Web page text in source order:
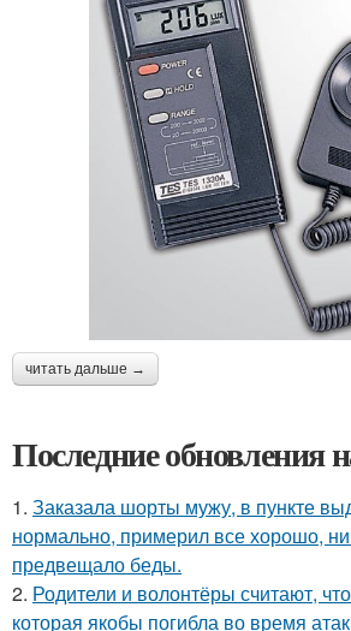
читать дальше →
Последние обновления
1. Заказала шорты мужу, в пункте
нормально, примерил все хорошо,
предвещало беды.
2. Родители и волонтёры считают,
которая якобы погибла во время